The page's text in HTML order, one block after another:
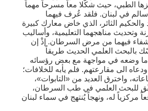
الطبي، حيث شكّلا معاً مسرحاً مهماً
سالم في لبنان. فلقد عُرف فيهما
والحكيم الثائر، الذي خاض معارك كبيرة
وتحديث مناهجهما التعليمية، وأساليب
فيهما من مرض السرطان. إذْ إن
بالبحث العلمي الحديث طريقاً
ما وضعه في مواجهة مع بعض رؤسائه
الى مقارعتهم. فلم يأبه للخلافات؛
واخترق العديد من «التابوات»،
للبحث العلمي في طب السرطان،
مركزياً له، ونهجاً يُنتهج في سماء لبنان